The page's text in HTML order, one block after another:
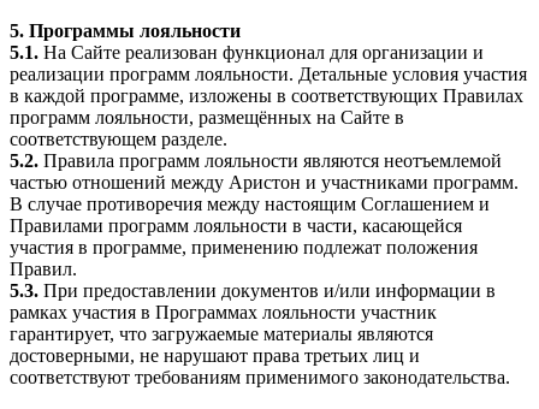
5. Программы лояльности
5.1. На Сайте реализован функционал для организации и
реализации программ лояльности. Детальные условия участия
в каждой программе, изложены в соответствующих Правилах
программ лояльности, размещённых на Сайте в
соответствующем разделе.
5.2. Правила программ лояльности являются неотъемлемой
частью отношений между Аристон и участниками программ.
В случае противоречия между настоящим Соглашением и
Правилами программ лояльности в части, касающейся
участия в программе, применению подлежат положения
Правил.
5.3. При предоставлении документов и/или информации в
рамках участия в Программах лояльности участник
гарантирует, что загружаемые материалы являются
достоверными, не нарушают права третьих лиц и
соответствуют требованиям применимого законодательства.